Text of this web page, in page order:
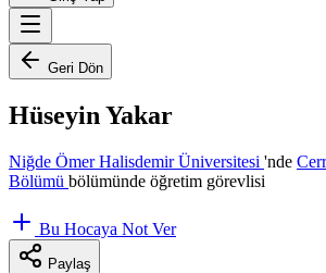
Geri Dön
Hüseyin Yakar
Niğde Ömer Halisdemir Üniversitesi 'nde
Bölümü bölümünde öğretim görevlisi
Bu Hocaya Not Ver
Paylaş